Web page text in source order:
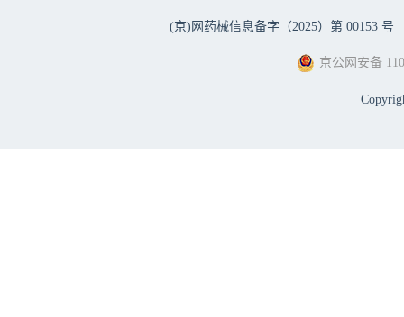
(京)网药械信息备字（2025）第 00153 号 |
京公网安备